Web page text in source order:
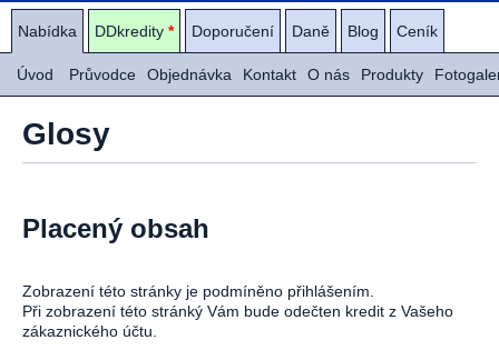
Nabídka DDkredity * Doporučení Daně Blog Ceník
Úvod Průvodce Objednávka Kontakt O nás Produkty
Glosy
Placený obsah
Zobrazení této stránky je podmíněno přihlášením.
Při zobrazení této stránký Vám bude odečten kredit z Vašeho
zákaznického účtu.